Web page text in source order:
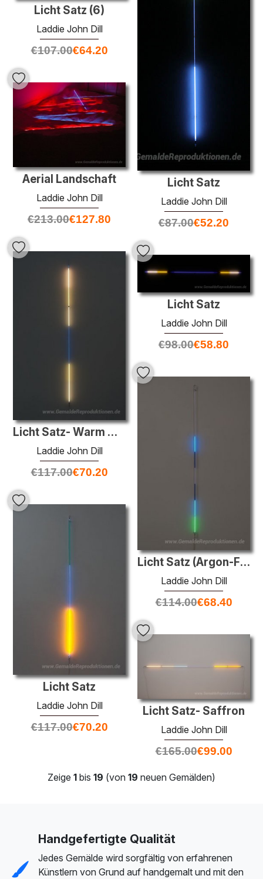
Licht Satz (6)
Laddie John Dill
€107.00€64.20
Licht Satz
Laddie John Dill
€87.00€52.20
Aerial Landschaft
Laddie John Dill
€213.00€127.80
Licht Satz- Warm White
Laddie John Dill
€117.00€70.20
Licht Satz
Laddie John Dill
€98.00€58.80
Licht Satz (Argon-Fluss)
Laddie John Dill
€114.00€68.40
Licht Satz
Laddie John Dill
€117.00€70.20
Licht Satz- Saffron
Laddie John Dill
€165.00€99.00
Zeige 1 bis 19 (von 19 neuen Gemälden)
Handgefertigte Qualität
Jedes Gemälde wird sorgfältig von erfahrenen
Künstlern von Grund auf handgemalt und mit den